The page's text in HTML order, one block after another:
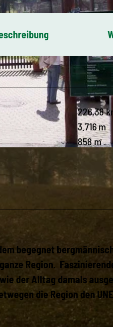
226,38
3.716 m
858 m
begegnet
Region.
der Alltag damals
die Region den